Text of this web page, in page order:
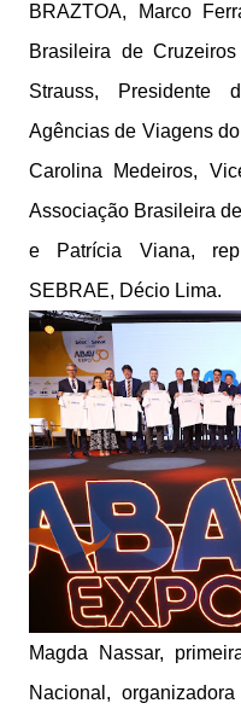
BRAZTOA, Marco
Brasileira de
Strauss, Presidente
Agências de Viagens
Carolina Medeiros,
Associação Brasileira
e Patrícia Viana,
SEBRAE, Décio Lima.
Magda Nassar,
Nacional,